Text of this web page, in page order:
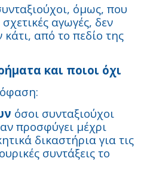
όμως, που
αγωγές, δεν
από το πεδίο της
και ποιοι όχι
όσοι συνταξιούχοι
προσφύγει μέχρι
δικαστήρια για τις
συντάξεις το